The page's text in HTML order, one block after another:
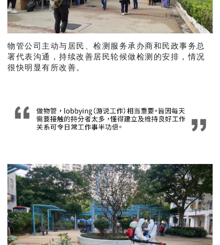
物管公司主动与居民、检测服务承办商和民政事务总
署代表沟通，持续改善居民轮候做检测的安排，情况
很快明显有所改善。